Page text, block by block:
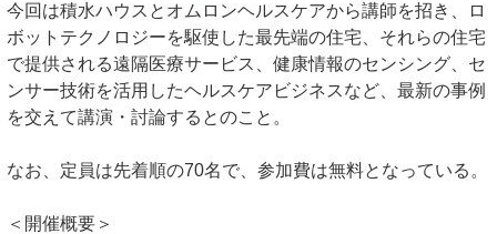
今回は積水ハウスとオムロンヘルスケアから講師を招き、ロ
ボットテクノロジーを駆使した最先端の住宅、それらの住宅
で提供される遠隔医療サービス、健康情報のセンシング、セ
ンサー技術を活用したヘルスケアビジネスなど、最新の事例
を交えて講演・討論するとのこと。
なお、定員は先着順の70名で、参加費は無料となっている。
＜開催概要＞